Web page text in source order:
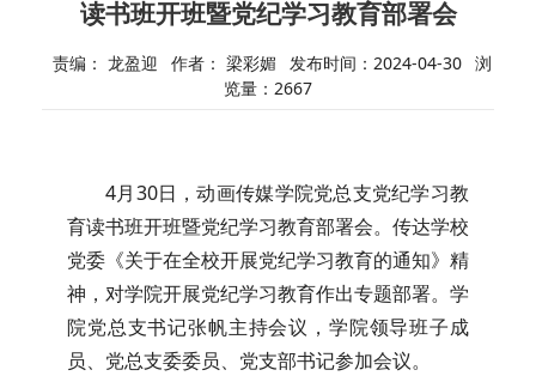
读书班开班暨党纪学习教育部署会
责编： 龙盈迎 作者： 梁彩媚 发布时间：2024-04-30 浏
览量： 2667
4月30日，动画传媒学院党总支党纪学习教
育读书班开班暨党纪学习教育部署会。传达学校
党委《关于在全校开展党纪学习教育的通知》精
神，对学院开展党纪学习教育作出专题部署。学
院党总支书记张帆主持会议，学院领导班子成
员、党总支委委员、党支部书记参加会议。